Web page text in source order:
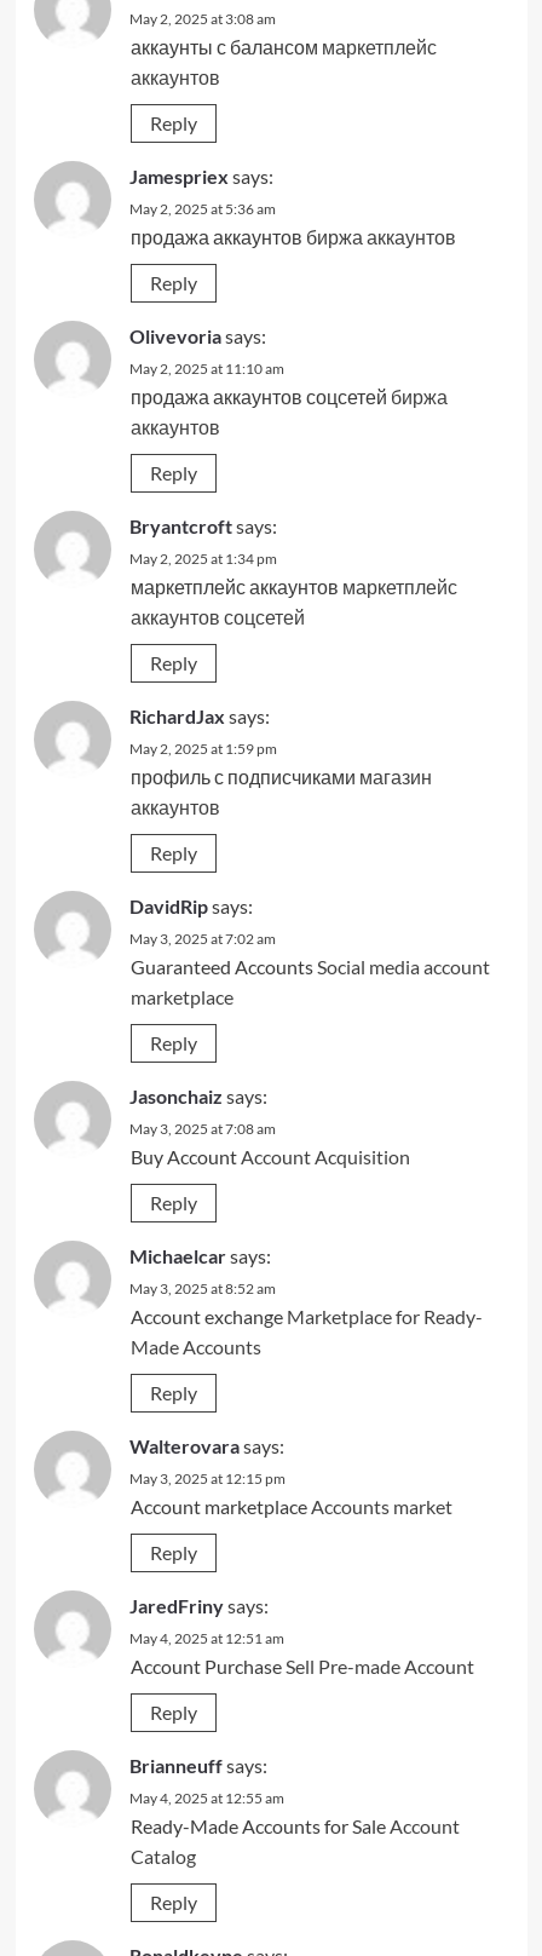
May 2, 2025 at 3:08 am
аккаунты с балансом маркетплейс
аккаунтов
Reply
Jamespriex says:
May 2, 2025 at 5:36 am
продажа аккаунтов биржа аккаунтов
Reply
Olivevoriasays:
May 2, 2025 at 11:10 am
продажа аккаунтов соцсетей биржа
аккаунтов
Reply
Bryantcroftsays:
May 2, 2025 at 1:34 pm
маркетплейс аккаунтов маркетплейс
аккаунтов соцсетей
Reply
RichardJax says:
May 2, 2025 at 1:59 pm
профиль с подписчиками магазин
аккаунтов
Reply
DavidRipsays:
May 3, 2025 at 7:02 am
Guaranteed AccountsSocial media account
marketplace
Reply
Jasonchaiz says:
May 3, 2025 at 7:08 am
Buy AccountAccount Acquisition
Reply
Michaelcarsays:
May 3, 2025 at 8:52 am
Account exchange Marketplace for Ready-
Made Accounts
Reply
Walterovarasays:
May 3, 2025 at 12:15 pm
Account marketplaceAccounts market
Reply
JaredFrinysays:
May 4, 2025 at 12:51 am
Account PurchaseSell Pre-made Account
Reply
Brianneuffsays:
May 4, 2025 at 12:55 am
Ready-Made Accounts for SaleAccount
Catalog
Reply